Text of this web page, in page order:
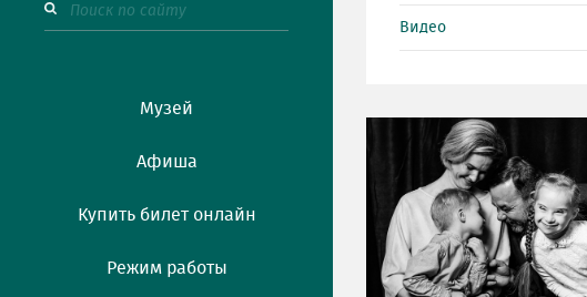
Музей
Афиша
Купить билет онлайн
Режим работы
Видео